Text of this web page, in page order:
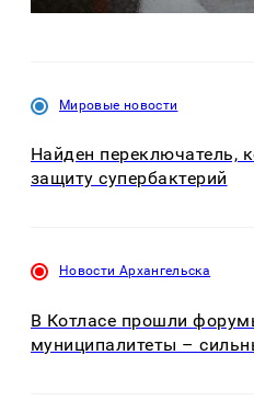
Мировые новости
Найден переключатель,
защиту супербактерий
Новости Архангельска
В Котласе прошли
муниципалитеты –